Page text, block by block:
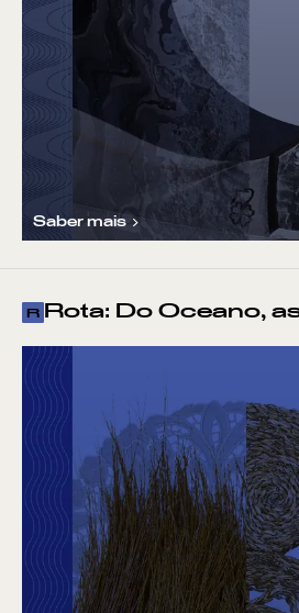
Saber mais
R Rota: Do Oceano,